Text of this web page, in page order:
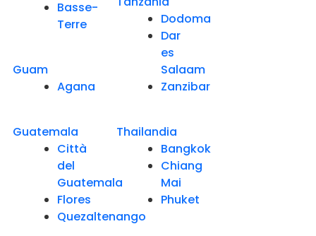
Basse-
Terre
Guam
Agana
Guatemala
Città
del
Guatemala
Flores
Quezaltenango
Dodoma
Dar
es
Salaam
Zanzibar
Thailandia
Bangkok
Chiang
Mai
Phuket